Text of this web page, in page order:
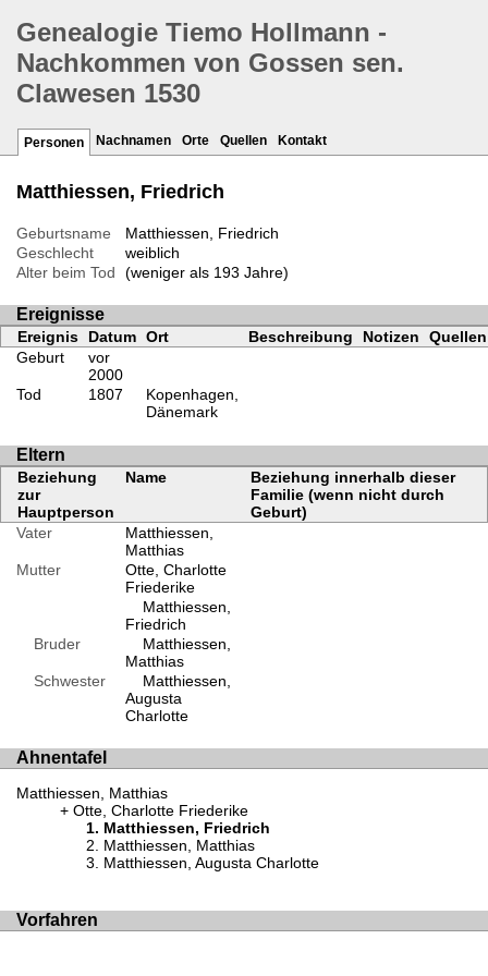
Genealogie Tiemo Hollmann -
Nachkommen von Gossen sen.
Clawesen 1530
Personen Nachnamen Orte Quellen Kontakt
Matthiessen, Friedrich
Geburtsname
Matthiessen, Friedrich
Geschlecht
weiblich
Alter beim Tod
(weniger als 193 Jahre)
Ereignisse
Ereignis Datum Ort Beschreibung Notizen
Quellen
Geburt
vor
2000
Tod
1807
Kopenhagen,
Dänemark
Eltern
Beziehung
zur
Hauptperson
Name
Beziehung innerhalb dieser
Familie (wenn nicht durch
Geburt)
Vater
Matthiessen,
Matthias
Mutter
Otte, Charlotte
Friederike
Matthiessen,
Friedrich
Bruder
Matthiessen,
Matthias
Schwester
Matthiessen,
Augusta
Charlotte
Ahnentafel
Matthiessen, Matthias
Otte, Charlotte Friederike
Matthiessen, Friedrich
Matthiessen, Matthias
Matthiessen, Augusta Charlotte
Vorfahren